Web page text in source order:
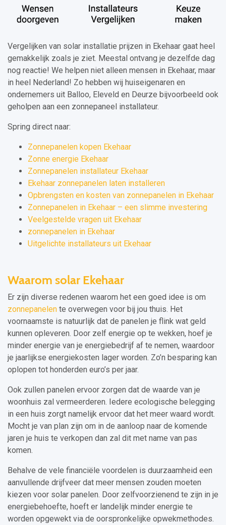
Vergelijken van solar installatie prijzen in Ekehaar gaat heel
gemakkelijk zoals je ziet. Meestal ontvang je dezelfde dag
nog reactie! We helpen niet alleen mensen in Ekehaar, maar
in heel Nederland! Zo hebben wij huiseigenaren en
ondernemers uit Balloo, Eleveld en Deurze bijvoorbeeld ook
geholpen aan een zonnepaneel installateur.
Spring direct naar:
Zonnepanelen kopen Ekehaar
Zonne energie Ekehaar
Zonnepanelen installateur Ekehaar
Ekehaar zonnepanelen laten installeren
Opbrengsten en kosten van zonnepanelen in Ekehaar
Zonnepanelen in Ekehaar – een slimme investering
Veelgestelde vragen uit Ekehaar
zonnepanelen in Ekehaar
Uitgelichte installateurs uit Ekehaar
Waarom solar Ekehaar
Er zijn diverse redenen waarom het een goed idee is om
zonnepanelen te overwegen voor bij jou thuis. Het
voornaamste is natuurlijk dat de panelen je flink wat geld
kunnen opleveren. Door zelf energie op te wekken, hoef je
minder energie van je energiebedrijf af te nemen, waardoor
je jaarlijkse energiekosten lager worden. Zo’n besparing kan
oplopen tot honderden euro’s per jaar.
Ook zullen panelen ervoor zorgen dat de waarde van je
woonhuis zal vermeerderen. Iedere ecologische belegging
in een huis zorgt namelijk ervoor dat het meer waard wordt.
Mocht je van plan zijn om in de aanloop naar de komende
jaren je huis te verkopen dan zal dit met name van pas
komen.
Behalve de vele financiële voordelen is duurzaamheid een
aanvullende drijfveer dat meer mensen zouden moeten
kiezen voor solar panelen. Door zelfvoorzienend te zijn in je
energiebehoefte, hoeft er landelijk minder energie te
worden opgewekt via de oorspronkelijke opwekmethodes.